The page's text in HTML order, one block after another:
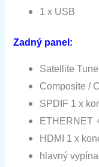
1 x USB
Zadný panel:
Satellite
Composite /
SPDIF 1 x
ETHERNET
HDMI
1 x
hlavný